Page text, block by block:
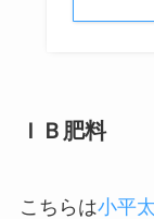
ＩＢ肥料
こちらは小平